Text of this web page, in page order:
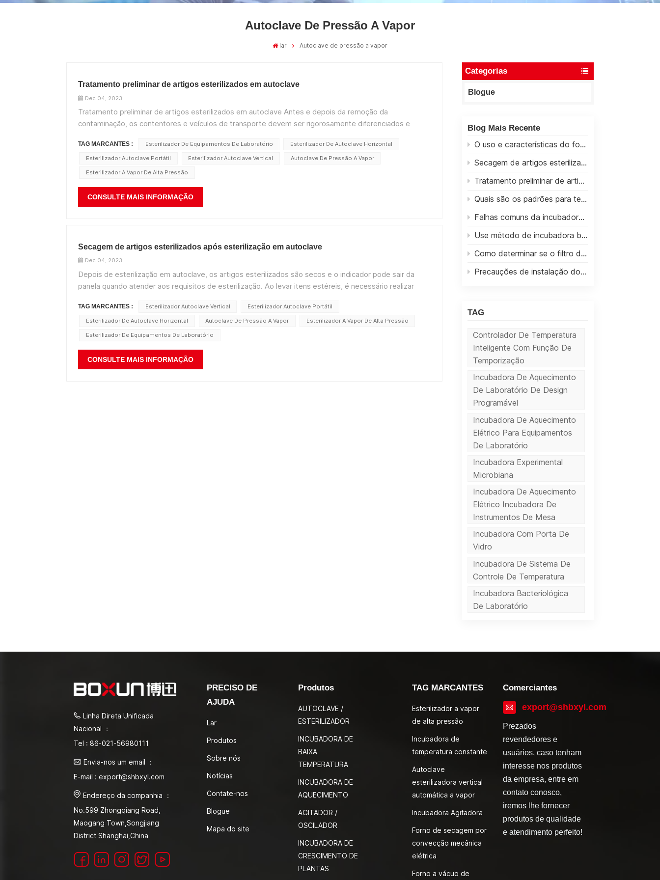
Autoclave De Pressão A Vapor
lar Autoclave de pressão a vapor
Categorias
Blogue
Blog Mais Recente
O uso e características do forno de secagem
Secagem de artigos esterilizados após esterilização em autoclave
Tratamento preliminar de artigos esterilizados em autoclave
Quais são os padrões para testar cabines de biossegurança?
Falhas comuns da incubadora termostática elétrica (incubadora de aquecimento elétrico)
Use método de incubadora bioquímica
Como determinar se o filtro de alta eficiência do gabinete de biossegurança precisa ser substituído
Precauções de instalação do gabinete de biossegurança tipo B2
TAG
Controlador De Temperatura
Inteligente Com Função De
Temporização
Incubadora De Aquecimento
De Laboratório De Design
Programável
Incubadora De Aquecimento
Elétrico Para Equipamentos
De Laboratório
Incubadora Experimental
Microbiana
Incubadora De Aquecimento
Elétrico Incubadora De
Instrumentos De Mesa
Incubadora Com Porta De
Vidro
Incubadora De Sistema De
Controle De Temperatura
Incubadora Bacteriológica
De Laboratório
Tratamento preliminar de artigos esterilizados em autoclave
Dec 04, 2023
Tratamento preliminar de artigos esterilizados em autoclave Antes e depois da remoção da
contaminação, os contentores e veículos de transporte devem ser rigorosamente diferenciados e
tenham...
TAG MARCANTES : Esterilizador De Equipamentos De Laboratório Esterilizador De Autoclave Horizontal
Esterilizador Autoclave Portátil Esterilizador Autoclave Vertical Autoclave De Pressão A Vapor
Esterilizador A Vapor De Alta Pressão
CONSULTE MAIS INFORMAÇÃO
Secagem de artigos esterilizados após esterilização em autoclave
Dec 04, 2023
Depois de esterilização em autoclave, os artigos esterilizados são secos e o indicador pode sair da
panela quando atender aos requisitos de esterilização. Ao levar itens estéreis, é necessário realizar
TAG MARCANTES : Esterilizador Autoclave Vertical Esterilizador Autoclave Portátil
Esterilizador De Autoclave Horizontal Autoclave De Pressão A Vapor Esterilizador A Vapor De Alta Pressão
Esterilizador De Equipamentos De Laboratório
CONSULTE MAIS INFORMAÇÃO
Linha Direta Unificada
Nacional ：
Tel : 86-021-56980111
Envia-nos um email ：
E-mail : export@shbxyl.com
Endereço da companhia ：
No.599 Zhongqiang Road,
Maogang Town,Songjiang
District Shanghai,China
PRECISO DE
AJUDA
Lar
Produtos
Sobre nós
Notícias
Contate-nos
Blogue
Mapa do site
Produtos
AUTOCLAVE /
ESTERILIZADOR
INCUBADORA DE
BAIXA
TEMPERATURA
INCUBADORA DE
AQUECIMENTO
AGITADOR /
OSCILADOR
INCUBADORA DE
CRESCIMENTO DE
PLANTAS
TAG MARCANTES
Esterilizador a vapor
de alta pressão
Incubadora de
temperatura constante
Autoclave
esterilizadora vertical
automática a vapor
Incubadora Agitadora
Forno de secagem por
convecção mecânica
elétrica
Forno a vácuo de
Comerciantes
export@shbxyl.com
Prezados
revendedores e
usuários, caso tenham
interesse nos produtos
da empresa, entre em
contato conosco,
iremos lhe fornecer
produtos de qualidade
e atendimento perfeito!